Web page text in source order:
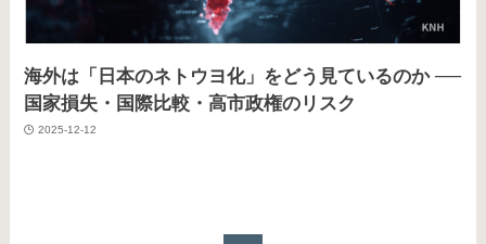
海外は「日本のネトウヨ化」をどう見ているのか ──
国家損失・国際比較・高市政権のリスク
2025-12-12